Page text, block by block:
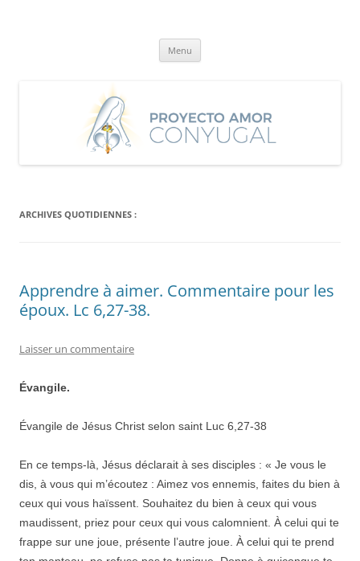
Menu
ARCHIVES QUOTIDIENNES :
Apprendre à aimer. Commentaire pour les
époux. Lc 6,27-38.
Laisser un commentaire
Évangile.
Évangile de Jésus Christ selon saint Luc 6,27-38
En ce temps-là, Jésus déclarait à ses disciples : « Je vous le
dis, à vous qui m’écoutez : Aimez vos ennemis, faites du bien à
ceux qui vous haïssent. Souhaitez du bien à ceux qui vous
maudissent, priez pour ceux qui vous calomnient. À celui qui te
frappe sur une joue, présente l’autre joue. À celui qui te prend